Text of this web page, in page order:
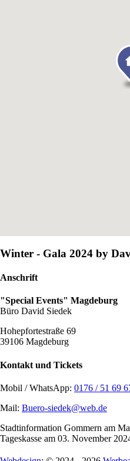
Winter - Gala 2024 by
Anschrift
"Special Events" Magdeburg
Büro David Siedek
Hohepfortestraße 69
39106 Magdeburg
Kontakt und Tickets
Mobil / WhatsApp: 0176 / 51 69
Mail: Buero-siedek@web.de
Stadtinformation Gommern am
Tageskasse am 03. November